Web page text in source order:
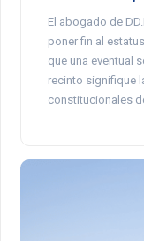
El abogado de
poner fin al
que una eventual
recinto signifique
constitucionales